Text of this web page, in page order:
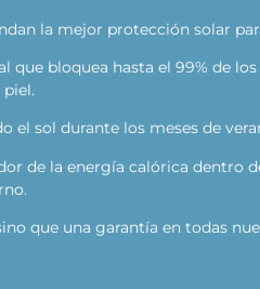
la mejor protección solar
bloquea hasta el 99% de
el sol durante los meses de
de la energía calórica dentro
que una garantía en todas